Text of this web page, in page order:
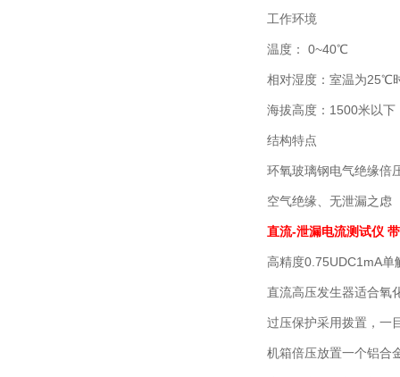
工作环境
温度： 0~40℃
相对湿度：室温为25℃
海拔高度：1500米以下
结构特点
环氧玻璃钢电气绝缘倍
空气绝缘、无泄漏之虑
直流-泄漏电流测试仪
高精度0.75UDC1mA单
直流高压发生器适合氧
过压保护采用拨置，一
机箱倍压放置一个铝合